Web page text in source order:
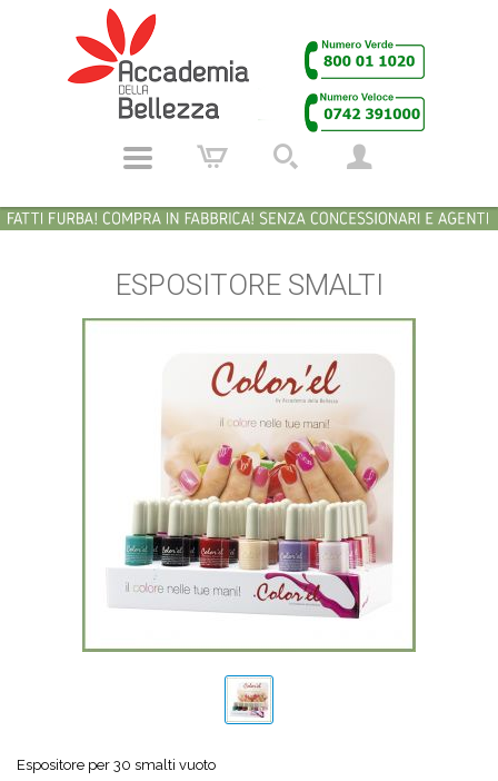
ESPOSITORE SMALTI
Espositore per 30 smalti vuoto